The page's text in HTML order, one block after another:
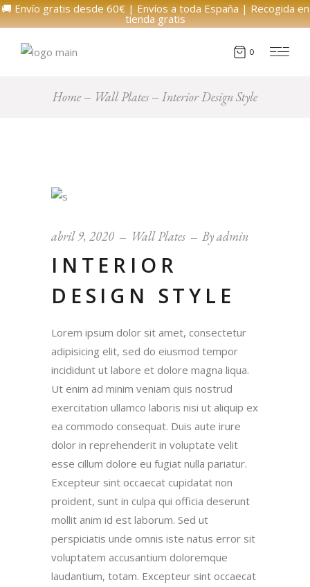
🚚 Envío gratis desde 60€ | Envíos a toda España | Recogida en
tienda gratis
0
Home Wall Plates Interior Design Style
abril 9, 2020 Wall Plates Byadmin
INTERIOR
DESIGN STYLE
Lorem ipsum dolor sit amet, consectetur
adipisicing elit, sed do eiusmod tempor
incididunt ut labore et dolore magna liqua.
Ut enim ad minim veniam quis nostrud
exercitation ullamco laboris nisi ut aliquip ex
ea commodo consequat. Duis aute irure
dolor in reprehenderit in voluptate velit
esse cillum dolore eu fugiat nulla pariatur.
Excepteur sint occaecat cupidatat non
proident, sunt in culpa qui officia deserunt
mollit anim id est laborum. Sed ut
perspiciatis unde omnis iste natus error sit
voluptatem accusantium doloremque
laudantium, totam. Excepteur sint occaecat